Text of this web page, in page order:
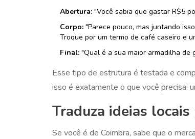
Abertura: "Você sabia que gastar R$5
Corpo: "Parece pouco, mas juntando
Troque por um termo de café caseiro e
Final: "Qual é a sua maior armadilha de
Esse tipo de estrutura é testada e
isso é exatamente o que você precisa:
Traduza ideias
Se você é de Coimbra, sabe que o